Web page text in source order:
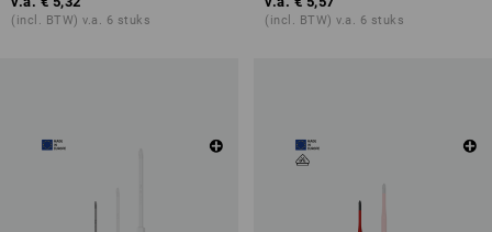
(incl. BTW) v.a. 6 stuks (incl. BTW) v.a. 6 stuks